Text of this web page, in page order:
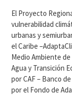
El Proyecto
vulnerabilidad
urbanas y
el Caribe
Medio Ambiente
Agua y Transición
por CAF – Banco
por el Fondo de